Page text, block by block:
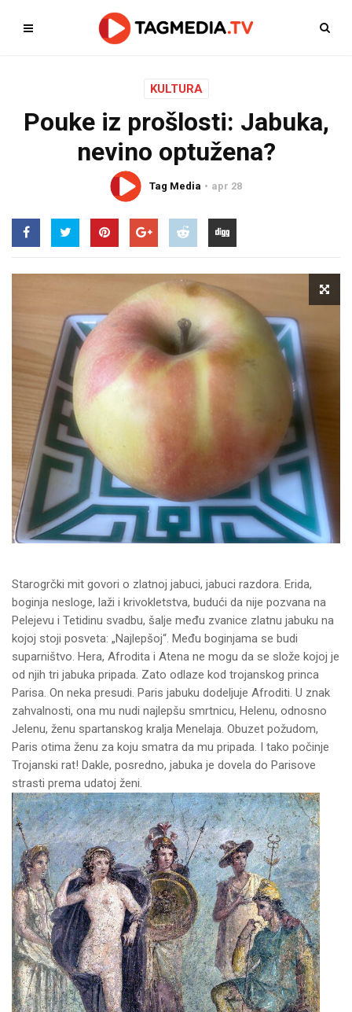
KULTURA
Pouke iz prošlosti: Jabuka,
nevino optužena?
Tag Media apr 28
Starogrčki mit govori o zlatnoj jabuci, jabuci razdora. Erida,
boginja nesloge, laži i krivokletstva, budući da nije pozvana na
Pelejevu i Tetidinu svadbu, šalje među zvanice zlatnu jabuku na
kojoj stoji posveta: „Najlepšoj“. Među boginjama se budi
suparništvo. Hera, Afrodita i Atena ne mogu da se slože kojoj je
od njih tri jabuka pripada. Zato odlaze kod trojanskog princa
Parisa. On neka presudi. Paris jabuku dodeljuje Afroditi. U znak
zahvalnosti, ona mu nudi najlepšu smrtnicu, Helenu, odnosno
Jelenu, ženu spartanskog kralja Menelaja. Obuzet požudom,
Paris otima ženu za koju smatra da mu pripada. I tako počinje
Trojanski rat! Dakle, posredno, jabuka je dovela do Parisove
strasti prema udatoj ženi.